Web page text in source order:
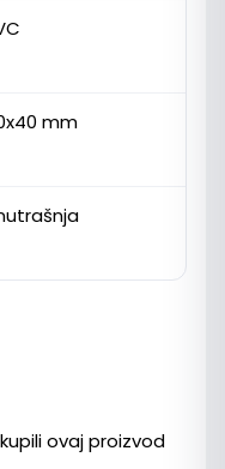
mm
ovaj proizvod